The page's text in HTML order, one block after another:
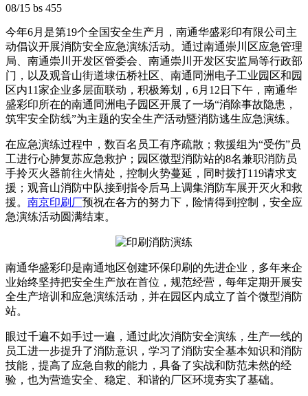
08/15 bs 455
今年6月是第19个全国安全生产月，南通华盛彩印有限公司主
动倡议开展消防安全应急演练活动。通过南通崇川区应急管理
局、南通崇川开发区管委会、南通崇川开发区安监局等行政部
门，以及观音山街道埭伍桥社区、南通同洲电子工业园区和园
区内11家企业多层面联动，积极筹划，6月12日下午，南通华
盛彩印所在的南通同洲电子园区开展了一场“消除事故隐患，
筑牢安全防线”为主题的安全生产活动暨消防逃生应急演练。
在应急演练过程中，数百名员工有序疏散；救援组为“受伤”员
工进行心肺复苏应急救护；园区微型消防站的8名兼职消防员
手拎灭火器前往火情处，控制火势蔓延，同时拨打119请求支
援；观音山消防中队接到指令后马上调集消防车展开灭火和救
援。 南京印刷厂预祝在各方的努力下，险情得到控制，安全应
急演练活动圆满结束。
南通华盛彩印是南通地区创建环保印刷的先进企业，多年来企
业始终坚持把安全生产放在首位，规范经营，每年定期开展安
全生产培训和应急演练活动，并在园区内成立了首个微型消防
站。
眼过千遍不如手过一遍，通过此次消防安全演练，生产一线的
员工进一步提升了消防意识，学习了消防安全基本知识和消防
技能，提高了应急自救的能力，具备了实战和防范未然的经
验，也为营造安全、稳定、和谐的厂区环境夯实了基础。